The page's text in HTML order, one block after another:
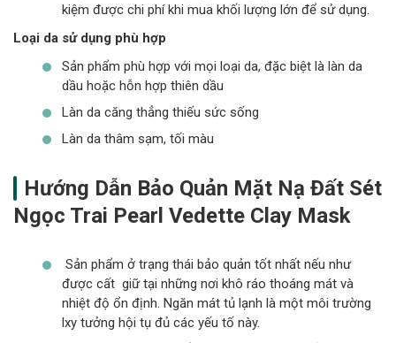
kiệm được chi phí khi mua khối lượng lớn để sử dụng.
Loại da sử dụng phù hợp
Sản phẩm phù hợp với mọi loại da, đặc biệt là làn da
dầu hoặc hỗn hợp thiên dầu
Làn da căng thẳng thiếu sức sống
Làn da thâm sạm, tối màu
Hướng Dẫn Bảo Quản Mặt Nạ Đất Sét
Ngọc Trai Pearl Vedette Clay Mask
Sản phẩm ở trạng thái bảo quản tốt nhất nếu như
được cất giữ tại những nơi khô ráo thoáng mát và
nhiệt độ ổn định. Ngăn mát tủ lạnh là một môi trường
lxy tưởng hội tụ đủ các yếu tố này.